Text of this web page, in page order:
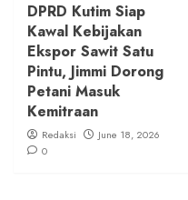
DPRD Kutim Siap
Kawal Kebijakan
Ekspor Sawit Satu
Pintu, Jimmi Dorong
Petani Masuk
Kemitraan
Redaksi
June 18, 2026
0